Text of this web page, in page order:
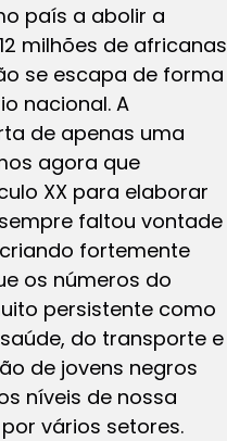
país a abolir a
milhões de africanas
se escapa de forma
nacional. A
de apenas uma
agora que
XX para elaborar
faltou vontade
fortemente
os números do
persistente como
do transporte e
de jovens negros
níveis de nossa
vários setores.